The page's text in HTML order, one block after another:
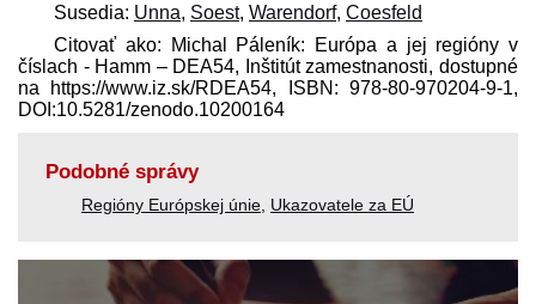
Susedia: Unna, Soest, Warendorf, Coesfeld
Citovať ako: Michal Páleník: Európa a jej regióny v
číslach - Hamm – DEA54, Inštitút zamestnanosti, dostupné
na https://www.iz.sk/​RDEA54, ISBN: 978-80-970204-9-1,
DOI:10.5281/zenodo.10200164
Podobné správy
Regióny Európskej únie Ukazovatele za EÚ